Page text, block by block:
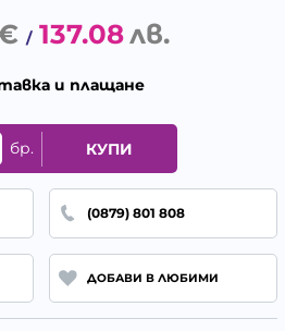
/ 137.08лв.
и плащане
бр. КУПИ
(0879) 801 808
ДОБАВИ В ЛЮБИМИ